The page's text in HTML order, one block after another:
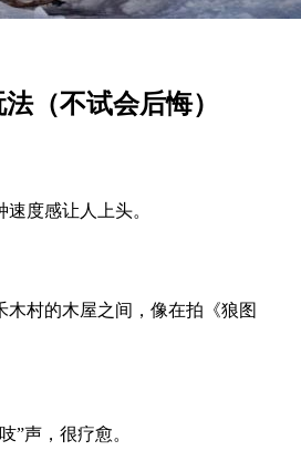
（不试会后悔）
度感让人上头。
木村的木屋之间，像在拍《狼图
”声，很疗愈。